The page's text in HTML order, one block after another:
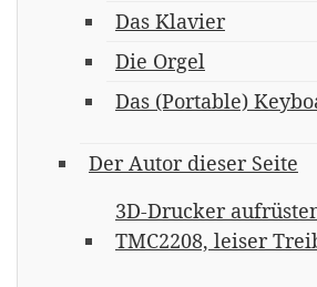
Das Klavier
Die Orgel
Das (Portable)
Der Autor dieser Seite
3D-Drucker
TMC2208, leiser